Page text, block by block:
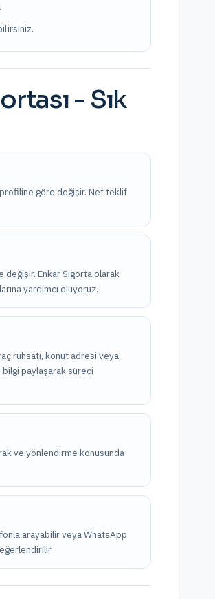
- Sık
profiline göre değişir. Net teklif
değişir. Enkar Sigorta olarak
yardımcı oluyoruz.
ruhsatı, konut adresi veya
paylaşarak süreci
ve yönlendirme konusunda
arayabilir veya WhatsApp